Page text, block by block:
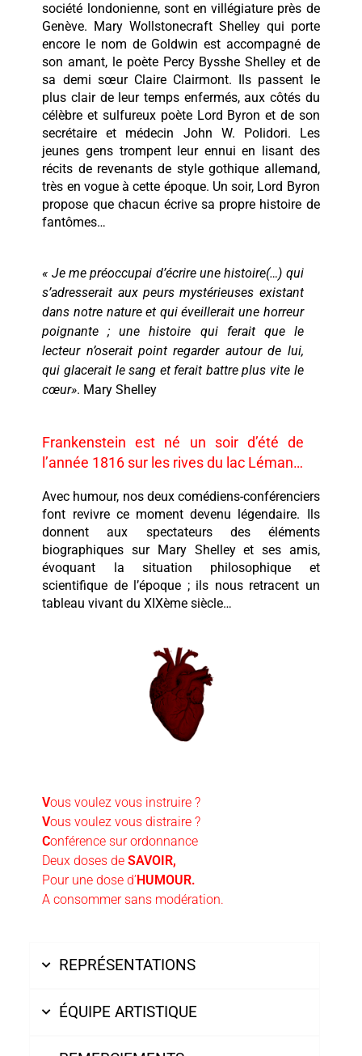
société londonienne, sont en villégiature près de
Genève. Mary Wollstonecraft Shelley qui porte
encore le nom de Goldwin est accompagné de
son amant, le poète Percy Bysshe Shelley et de
sa demi sœur Claire Clairmont. Ils passent le
plus clair de leur temps enfermés, aux côtés du
célèbre et sulfureux poète Lord Byron et de son
secrétaire et médecin John W. Polidori. Les
jeunes gens trompent leur ennui en lisant des
récits de revenants de style gothique allemand,
très en vogue à cette époque. Un soir, Lord Byron
propose que chacun écrive sa propre histoire de
fantômes…
« Je me préoccupai d’écrire une histoire(…) qui
s’adresserait aux peurs mystérieuses existant
dans notre nature et qui éveillerait une horreur
poignante ; une histoire qui ferait que le
lecteur n’oserait point regarder autour de lui,
qui glacerait le sang et ferait battre plus vite le
cœur». Mary Shelley
Frankenstein est né un soir d’été de
l’année 1816 sur les rives du lac Léman…
Avec humour, nos deux comédiens-conférenciers
font revivre ce moment devenu légendaire. Ils
donnent aux spectateurs des éléments
biographiquessurMary Shelley et ses amis,
évoquant la situation philosophique et
scientifique de l’époque ; i ls nous retracent un
tableau vivant du XIXème siècle…
Vous voulez vous instruire ?
Vous voulez vous distraire ?
Conférence sur ordonnance
Deux doses deSAVOIR,
Pour une dose d’HUMOUR.
Aconsommer sans modération.
REPRÉSENTATIONS
ÉQUIPE ARTISTIQUE